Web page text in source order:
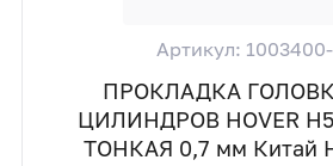
Артикул:
ПРОКЛАДКА
ЦИЛИНДРОВ HOVER
ТОНКАЯ 0,7 мм Китай